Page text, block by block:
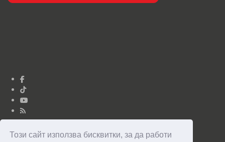
Този сайт използва бисквитки, за да работи